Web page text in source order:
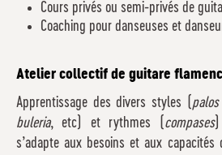
Cours privés ou semi-privés de
Coaching pour danseuses et
Atelier collectif de guitare
Apprentissage des divers styles (
buleria, etc) et rythmes ( compases)
s’adapte aux besoins et aux capacités